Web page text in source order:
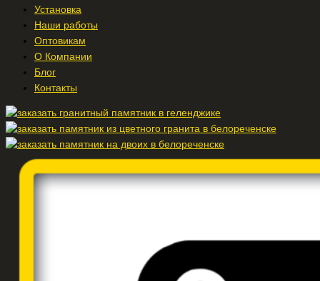
Установка
Наши работы
Оптовикам
О Компании
Блог
Контакты